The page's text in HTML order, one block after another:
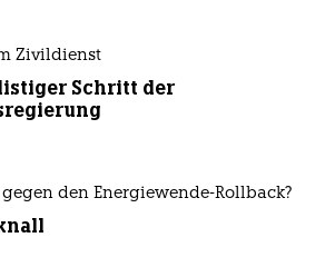
Zivildienst
Schritt der
gegen den Energiewende-Rollback?